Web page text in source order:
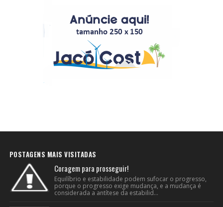
POSTAGENS MAIS VISITADAS
Coragem para prosseguir!
Equilíbrio e estabilidade podem sufocar o progresso,
porque o progresso exige mudança, e a mudança é
considerada a antítese da estabilid...